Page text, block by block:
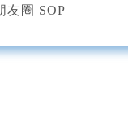
友圈 SOP